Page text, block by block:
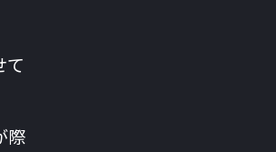
て
際